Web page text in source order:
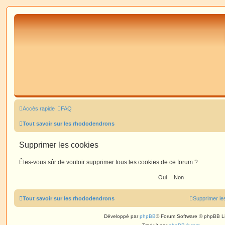
Accès rapide FAQ
Tout savoir sur les rhododendrons
Supprimer les cookies
Êtes-vous sûr de vouloir supprimer tous les cookies de ce forum ?
Tout savoir sur les rhododendrons Supprimer
Développé parphpBB® Forum Software © phpBB